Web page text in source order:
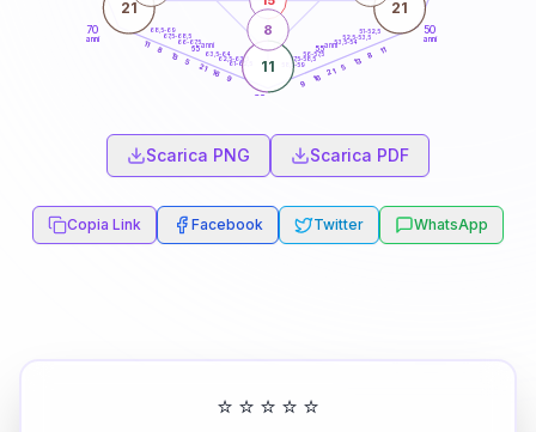
50
anni
60
70
anni
51-52,5
52,5-53,5
53,5-54
56-57,5
57,5-58,5
58,5-59
61-62,5
62,5-63,5
63,5-64
66-67,5
67,5-68,5
68,5-69
11
8
13
5
21
16
9
9
16
21
5
13
8
11
11
21 21
8
55anni
65anni
Scarica PNG Scarica PDF
Copia Link Facebook Twitter WhatsApp
⭐ ⭐ ⭐ ⭐ ⭐